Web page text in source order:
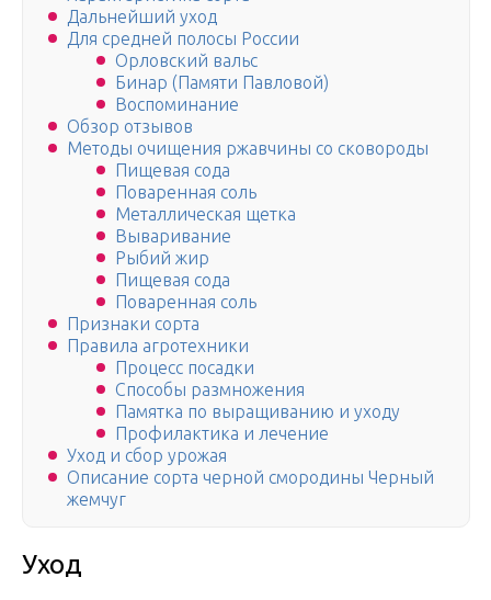
Дальнейший уход
Для средней полосы России
Орловский вальс
Бинар (Памяти Павловой)
Воспоминание
Обзор отзывов
Методы очищения ржавчины со сковороды
Пищевая сода
Поваренная соль
Металлическая щетка
Вываривание
Рыбий жир
Пищевая сода
Поваренная соль
Признаки сорта
Правила агротехники
Процесс посадки
Способы размножения
Памятка по выращиванию и уходу
Профилактика и лечение
Уход и сбор урожая
Описание сорта черной смородины Черный
жемчуг
Уход